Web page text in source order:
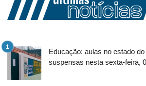
Educação: aulas no estado
suspensas nesta sexta-feira,